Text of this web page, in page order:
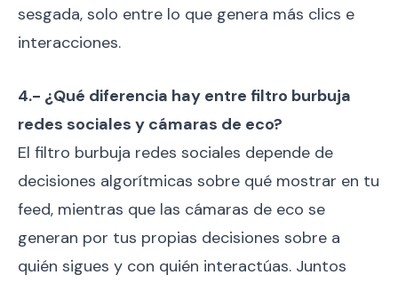
sesgada, solo entre lo que genera más clics e
interacciones.
4.- ¿Qué diferencia hay entre filtro burbuja
redes sociales y cámaras de eco?
El filtro burbuja redes sociales depende de
decisiones algorítmicas sobre qué mostrar en tu
feed, mientras que las cámaras de eco se
generan por tus propias decisiones sobre a
quién sigues y con quién interactúas. Juntos